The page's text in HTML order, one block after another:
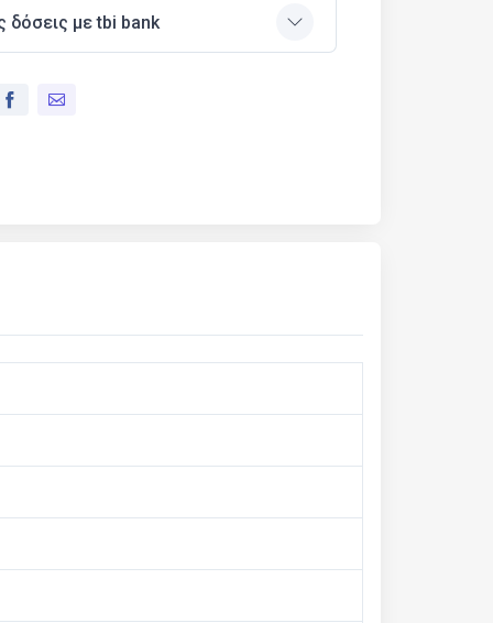
δόσεις με tbi bank